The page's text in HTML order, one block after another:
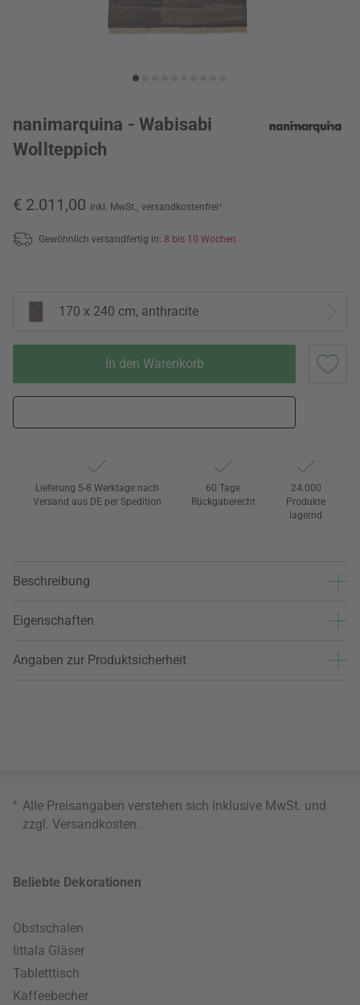
nanimarquina - Wabisabi
Wollteppich
€ 2.011,00 inkl. MwSt., versandkostenfrei*
Gewöhnlich versandfertig in: 8 bis 10 Wochen
170 x 240 cm, anthracite
In den Warenkorb
Lieferung 5-8 Werktage nach
Versand aus DE per Spedition
60 Tage
Rückgaberecht
24.000
Produkte
lagernd
Beschreibung
Eigenschaften
Angaben zur Produktsicherheit
* Alle Preisangaben verstehen sich inklusive MwSt. und
zzgl. Versandkosten
Beliebte Dekorationen
Obstschalen
Iittala Gläser
Tabletttisch
Kaffeebecher